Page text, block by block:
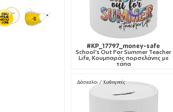
#KP_17797_money-safe
School's Out For Summer Teacher
Life, Κουμπαράς πορσελάνης με
τάπα
Δάσκαλοι / Καθηγητές